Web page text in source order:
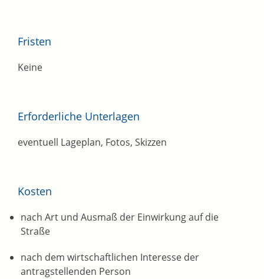
Fristen
Keine
Erforderliche Unterlagen
eventuell Lageplan, Fotos, Skizzen
Kosten
nach Art und Ausmaß der Einwirkung auf die
Straße
nach dem wirtschaftlichen Interesse der
antragstellenden Person